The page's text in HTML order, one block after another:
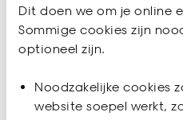
Dit doen we om je online
Sommige cookies zijn
optioneel zijn.
Noodzakelijke cookies
website soepel werkt,
Hoekbank Lecce
995.
-